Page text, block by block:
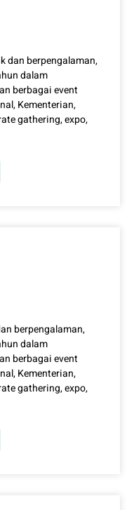
dan berpengalaman,
dalam
berbagai event
Kementerian,
gathering, expo,
berpengalaman,
dalam
berbagai event
Kementerian,
gathering, expo,